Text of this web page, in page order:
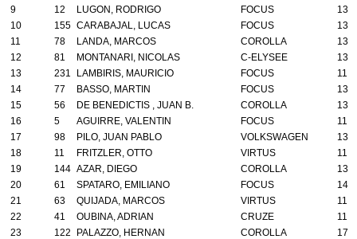
9
12 LUGON, RODRIGO FOCUS
13
10
155 CARABAJAL, LUCAS FOCUS
13
11
78 LANDA, MARCOS COROLLA
13
12
81 MONTANARI, NICOLAS C-ELYSEE
13
13
231 LAMBIRIS, MAURICIO FOCUS
11
14
77 BASSO, MARTIN FOCUS
13
15
56 DE BENEDICTIS , JUAN B. COROLLA
13
16
5 AGUIRRE, VALENTIN FOCUS
11
17
98 PILO, JUAN PABLO VOLKSWAGEN
13
18
11 FRITZLER, OTTO VIRTUS
11
19
144 AZAR, DIEGO COROLLA
13
20
61 SPATARO, EMILIANO FOCUS
14
21
63 QUIJADA, MARCOS VIRTUS
11
22
41 OUBINA, ADRIAN CRUZE
11
23
122 PALAZZO, HERNAN COROLLA
17